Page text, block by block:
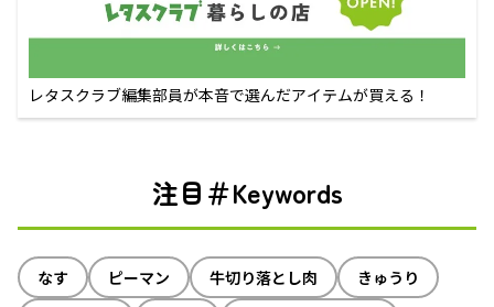
レタスクラブ編集部員が本音で選んだアイテムが買える！
注目＃Keywords
なす ピーマン 牛切り落とし肉
きゅうり